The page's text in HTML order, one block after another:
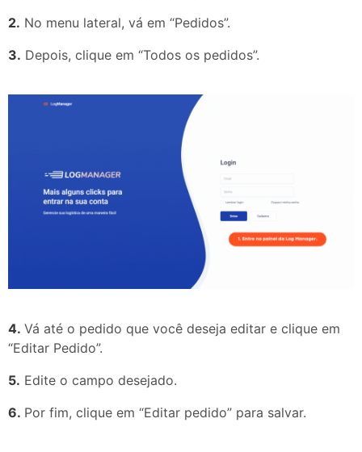
2. No menu lateral, vá em “Pedidos”.
3. Depois, clique em “Todos os pedidos”.
4. Vá até o pedido que você deseja editar e clique em
“Editar Pedido”.
5. Edite o campo desejado.
6. Por fim, clique em “Editar pedido” para salvar.